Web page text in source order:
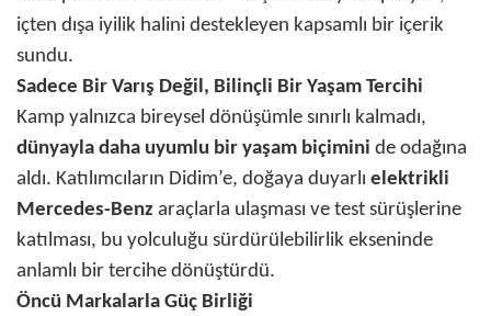
içten dışa iyilik halini destekleyen kapsamlı bir içerik
sundu.
Sadece Bir Varış Değil, Bilinçli Bir Yaşam Tercihi
Kamp yalnızca bireysel dönüşümle sınırlı kalmadı,
dünyayla daha uyumlu bir yaşam biçimini de odağına
aldı. Katılımcıların Didim’e, doğaya duyarlı elektrikli
Mercedes-Benz araçlarla ulaşması ve test sürüşlerine
katılması, bu yolculuğu sürdürülebilirlik ekseninde
anlamlı bir tercihe dönüştürdü.
Öncü Markalarla Güç Birliği